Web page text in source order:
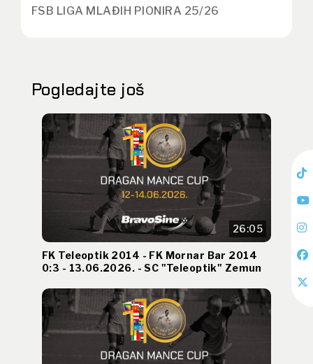
FSB LIGA MLAĐIH PIONIRA 25/26
Pogledajte još
26:05
FK Teleoptik 2014 - FK Mornar Bar 2014
0:3 - 13.06.2026. - SC "Teleoptik" Zemun